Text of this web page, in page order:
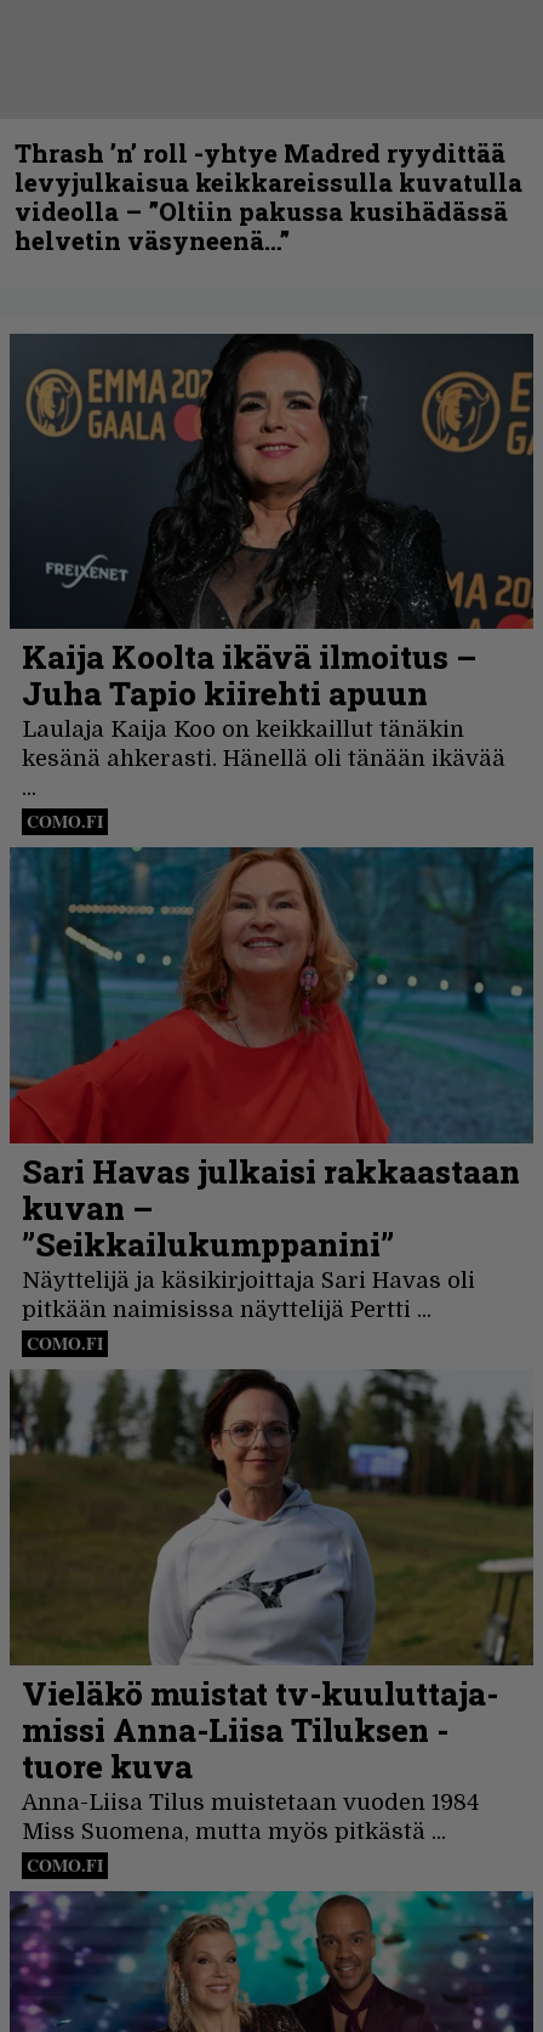
Thrash ’n’ roll -yhtye Madred ryydittää
levyjulkaisua keikkareissulla kuvatulla
videolla – ”Oltiin pakussa kusihädässä
helvetin väsyneenä…”